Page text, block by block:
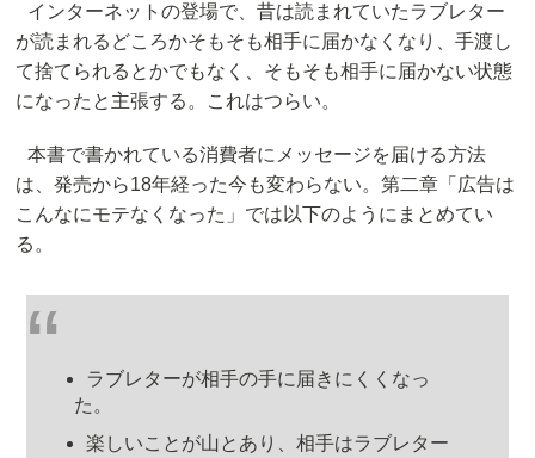
インターネットの登場で、昔は読まれていたラブレター
が読まれるどころかそもそも相手に届かなくなり、手渡し
て捨てられるとかでもなく、そもそも相手に届かない状態
になったと主張する。これはつらい。
本書で書かれている消費者にメッセージを届ける方法
は、発売から18年経った今も変わらない。第二章「広告は
こんなにモテなくなった」では以下のようにまとめてい
る。
ラブレターが相手の手に届きにくくなっ
た。
楽しいことが山とあり、相手はラブレター